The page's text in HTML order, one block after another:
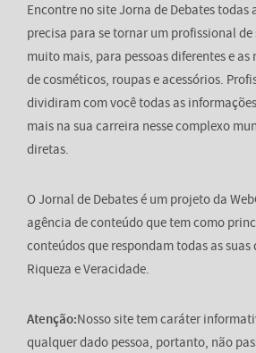
Encontre no site Jorna de Debates todas
precisa para se tornar um profissional de
muito mais, para pessoas diferentes e
de cosméticos, roupas e acessórios.
dividiram com você todas as
mais na sua carreira nesse complexo
diretas.
O Jornal de Debates é um projeto da
agência de conteúdo que tem como
conteúdos que respondam todas as
Riqueza e Veracidade.
Atenção:Nosso site tem caráter
qualquer dado pessoa, portanto, não